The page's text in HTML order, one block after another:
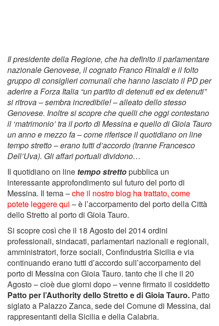
Il presidente della Regione, che ha definito il parlamentare
nazionale Genovese, il cognato Franco Rinaldi e il folto
gruppo di consiglieri comunali che hanno lasciato il PD per
aderire a Forza Italia “un partito di detenuti ed ex detenuti”
si ritrova – sembra incredibile! – alleato dello stesso
Genovese. Inoltre si scopre che quelli che oggi contestano
il ‘matrimonio’ tra il porto di Messina e quello di Gioia Tauro
un anno e mezzo fa – come riferisce il quotidiano on line
tempo stretto – erano tutti d’accordo (tranne Francesco
Dell’Uva). Gli affari portuali dividono…
Il quotidiano on line tempo strettopubblica un
interessante approfondimento sul futuro del porto di
Messina. Il tema –che il nostro blog ha trattato, come
potete leggere qui – è l’accorpamento del porto della Città
dello Stretto al porto di Gioia Tauro.
Si scopre così che il 18 Agosto del 2014 ordini
professionali, sindacati, parlamentari nazionali e regionali,
amministratori, forze sociali, Confindustria Sicilia e via
continuando erano tutti d’accordo sull’accorpamento del
porto di Messina con Gioia Tauro. tanto che il che il 20
Agosto – cioè due giorni dopo – venne firmato il cosiddetto
Patto per l’Authority dello Stretto e di Gioia Tauro. Patto
siglato a Palazzo Zanca, sede del Comune di Messina, dai
rappresentanti della Sicilia e della Calabria.